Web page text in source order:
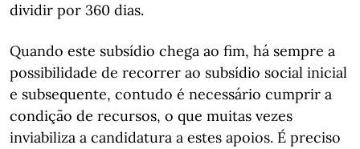
dividir por 360 dias.
Quando este subsídio chega ao fim, há sempre a
possibilidade de recorrer ao subsídio social inicial
e subsequente, contudo é necessário cumprir a
condição de recursos, o que muitas vezes
inviabiliza a candidatura a estes apoios. É preciso